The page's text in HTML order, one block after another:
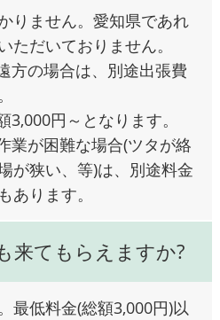
りません。愛知県であれ
ただいておりません。
方の場合は、別途出張費
3,000円～となります。
業が困難な場合(ツタが絡
が狭い、等)は、別途料金
あります。
来てもらえますか?
最低料金(総額3,000円)以